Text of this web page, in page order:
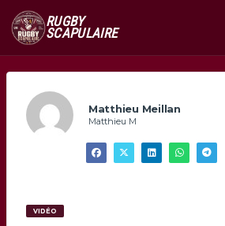
RUGBY
SCAPULAIRE
Matthieu Meillan
Matthieu M
VIDÉO